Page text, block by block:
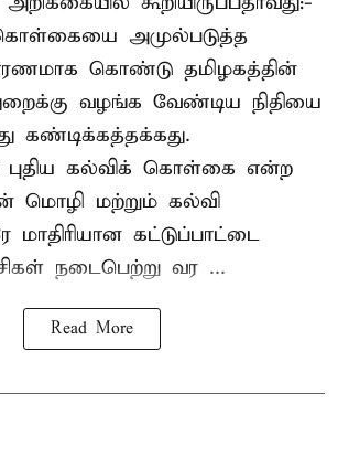
அமுல்படுத்த
கொண்டு தமிழகத்தின்
வழங்க வேண்டிய நிதியை
கண்டிக்கத்தக்கது.
புதிய கல்விக் கொள்கை என்ற
மொழி மற்றும் கல்வி
கட்டுப்பாட்டை
நடைபெற்று வர ...
Read More